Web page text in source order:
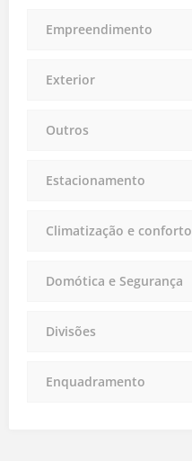
Empreendimento
Exterior
Outros
Estacionamento
Climatização e conforto
Domótica e Segurança
Divisões
Enquadramento